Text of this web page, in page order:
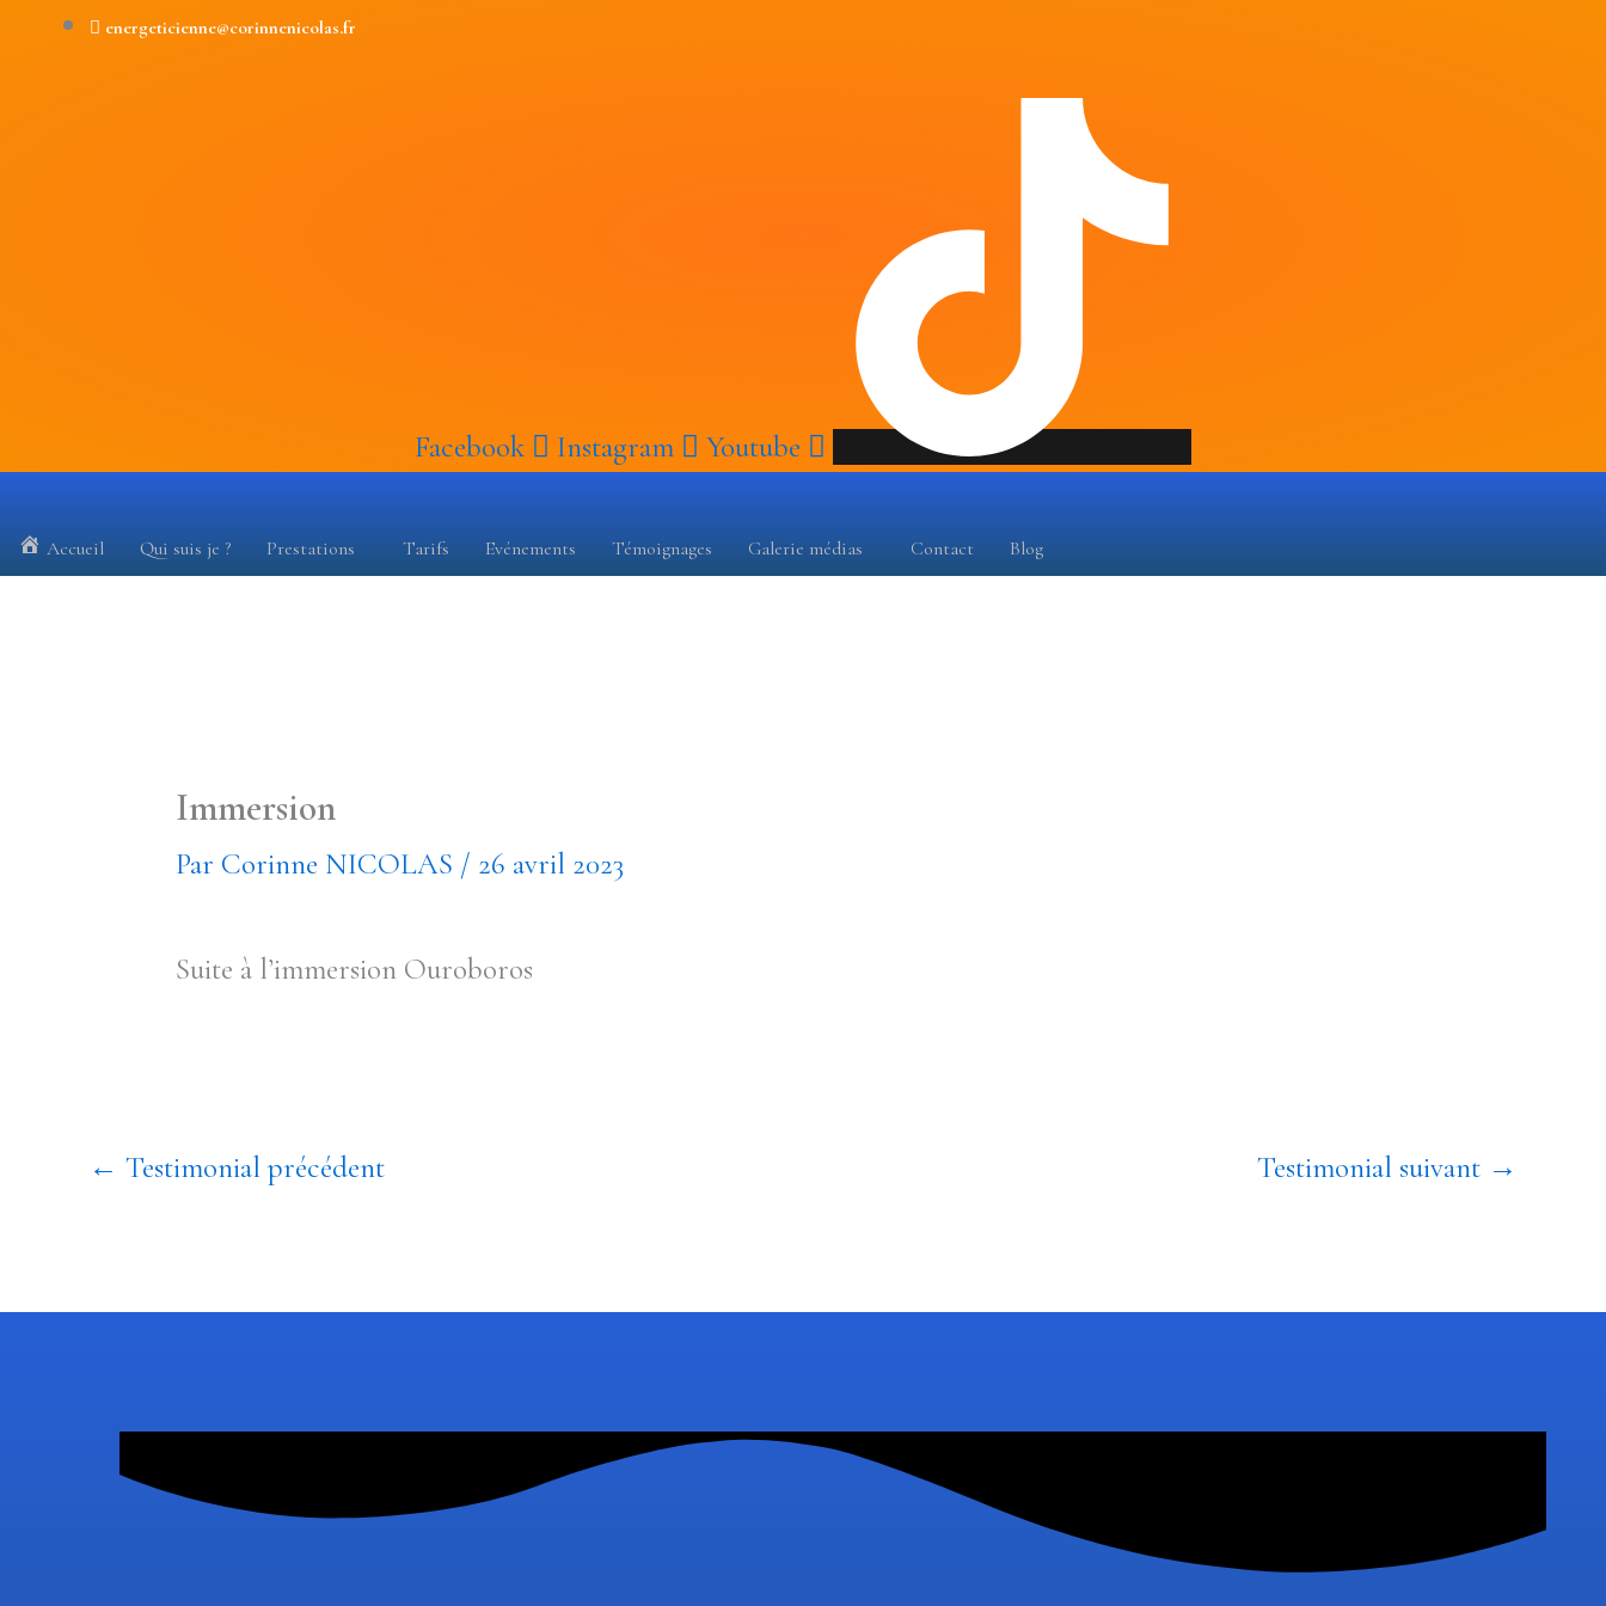
energeticienne@corinnenicolas.fr
Facebook Instagram Youtube
Accueil Qui suis je ? Prestations Tarifs Evénements Témoignages Galerie médias Contact Blog
Immersion
Par Corinne NICOLAS / 26 avril 2023
Suite à l’immersion Ouroboros
← Testimonial précédent Testimonial suivant →